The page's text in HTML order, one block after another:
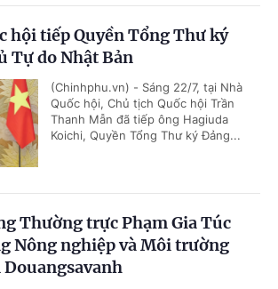
hội tiếp Quyền Tổng Thư ký
Tự do Nhật Bản
(Chinhphu.vn) - Sáng 22/7, tại Nhà
Quốc hội, Chủ tịch Quốc hội Trần
Thanh Mẫn đã tiếp ông Hagiuda
Koichi, Quyền Tổng Thư ký Đảng...
Thường trực Phạm Gia Túc
Nông nghiệp và Môi trường